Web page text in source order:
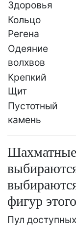
Здоровья
Кольцо
Регена
Одеяние
волхвов
Крепкий
Щит
Пустотный
камень
фигур
Пул